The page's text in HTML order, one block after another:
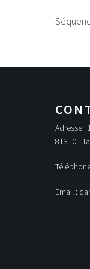
Adresse
81310 -
Email :